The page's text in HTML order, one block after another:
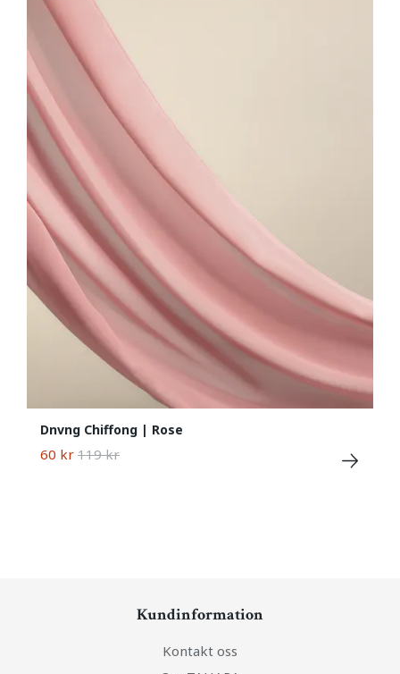
Dnvng Chiffong | Rose
60 kr 119 kr
Kundinformation
Kontakt oss